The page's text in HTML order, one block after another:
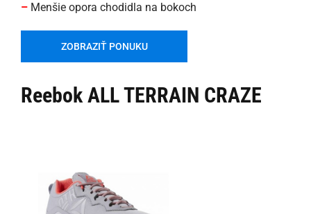
– Menšie opora chodidla na bokoch
ZOBRAZIŤ PONUKU
Reebok ALL TERRAIN CRAZE